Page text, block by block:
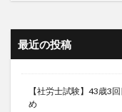
最近の投稿
【社労士試験】43歳3
め